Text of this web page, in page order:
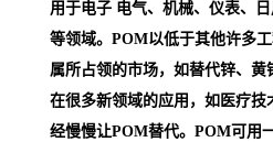
用于电子 电气、机械、仪表、
等领域。POM以低于其他许多
属所占领的市场，如替代锌、黄
在很多新领域的应用，如医疗
经慢慢让POM替代。POM可用